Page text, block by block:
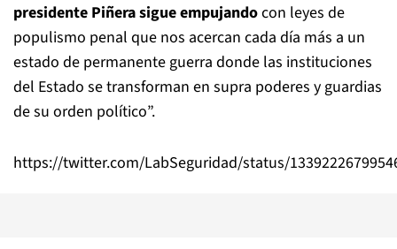
presidente Piñera sigue empujandocon leyes de
populismo penal que nos acercan cada día más a un
estado de permanente guerra donde las instituciones
del Estado se transforman en supra poderes y guardias
de su orden político”.
https://twitter.com/LabSeguridad/status/